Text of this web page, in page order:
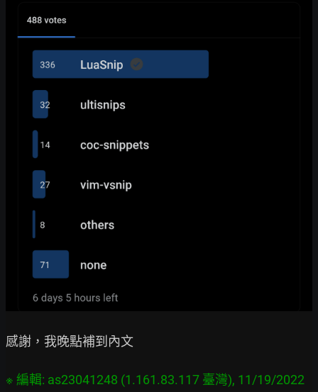
感謝，我晚點補到內文
※ 編輯: as23041248 (1.161.83.117 臺灣), 11/19/2022